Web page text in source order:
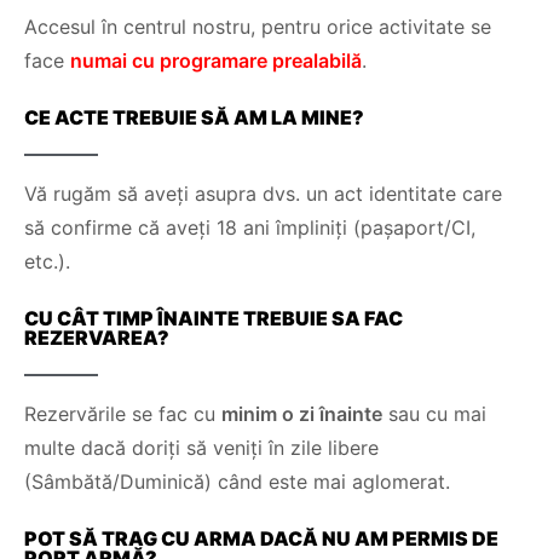
Accesul în centrul nostru, pentru orice activitate se
face numai cu programare prealabilă.
CE ACTE TREBUIE SĂ AM LA MINE?
Vă rugăm să aveți asupra dvs. un act identitate care
să confirme că aveți 18 ani împliniți (pașaport/CI,
etc.).
CU CÂT TIMP ÎNAINTE TREBUIE SA FAC
REZERVAREA?
Rezervările se fac cu minim o zi înainte sau cu mai
multe dacă doriți să veniți în zile libere
(Sâmbătă/Duminică) când este mai aglomerat.
POT SĂ TRAG CU ARMA DACĂ NU AM PERMIS DE